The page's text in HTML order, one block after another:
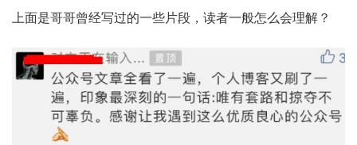
上面是哥哥曾经写过的一些片段，读者一般怎么会理解？